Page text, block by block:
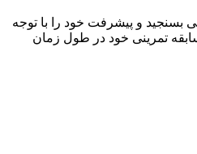
بسنجید و پیشرفت خود را با توجه
تمرینی خود در طول زمان